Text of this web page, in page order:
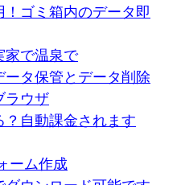
ゴミ箱内のデータ即
家で温泉で
タ保管とデータ削除
ラウザ
自動課金されます
ーム作成